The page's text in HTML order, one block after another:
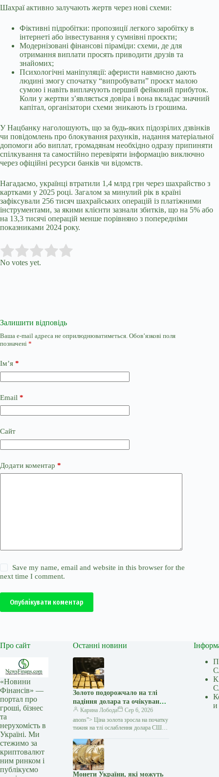
Шахраї активно залучають жертв через нові схеми:
Фіктивні підробітки: пропозиції легкого заробітку в
інтернеті або інвестування у сумнівні проєкти;
Модернізовані фінансові піраміди: схеми, де для
отримання виплати просять приводити друзів та
знайомих;
Психологічні маніпуляції: аферисти навмисно дають
людині змогу спочатку “випробувати” проєкт малою
сумою і навіть виплачують перший фейковий прибуток.
Коли у жертви з’являється довіра і вона вкладає значний
капітал, організатори схеми зникають із грошима.
У Нацбанку наголошують, що за будь-яких підозрілих дзвінків
чи повідомлень про блокування рахунків, надання матеріальної
допомоги або виплат, громадянам необхідно одразу припиняти
спілкування та самостійно перевіряти інформацію виключно
через офіційні ресурси банків чи відомств.
Нагадаємо, українці втратили 1,4 млрд грн через шахрайство з
картками у 2025 році. Загалом за минулий рік в країні
зафіксували 256 тисяч шахрайських операцій із платіжними
інструментами, за якими клієнти зазнали збитків, що на 5% або
на 13,3 тисячі операцій менше порівняно з попередніми
показниками 2024 року.
Rate this item:
No votes yet.
Залишити відповідь
Ваша e-mail адреса не оприлюднюватиметься. Обов’язкові поля
позначені *
Ім’я *
Email *
Сайт
Додати коментар *
Save my name, email and website in this browser for the
next time I comment.
Опублікувати коментар
Про сайт
«Новини
Фінансів» —
портал про
гроші, бізнес
та
нерухомість в
Україні. Ми
стежимо за
криптовалют
ним ринком і
публікуємо
Останні новини
Золото подорожчало на тлі
падіння долара та очікувань
переговорів США з Іраном —
Мінфін
Карина Лобода
Сер 6, 2026
anons”> Ціна золота зросла на початку
тижня на тлі ослаблення долара США
витка інфляції. Як повідомляє Reuters,
ринок…
Монети України, які можуть
и